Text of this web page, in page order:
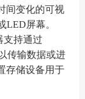
间变化的可视
LED屏幕。
支持通过
传输数据或进
存储设备用于